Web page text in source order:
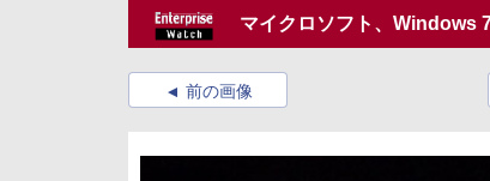
マイクロソフト、Windows
前の画像